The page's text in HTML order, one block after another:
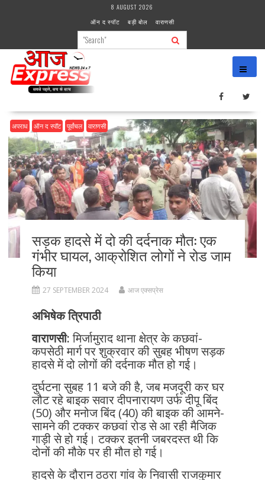
8 AUGUST 2026
ऑन द स्पॉट
बड़ी बोल वाराणसी
अपराध ऑन द स्पॉट पूर्वांचल वाराणसी
सड़क हादसे में दो की दर्दनाक मौत: एक
गंभीर घायल, आक्रोशित लोगों ने रोड जाम
किया
27 SEPTEMBER 2024 आज एक्सप्रेस
अभिषेक त्रिपाठी
वाराणसी:मिर्जामुराद थाना क्षेत्र के कछवां-
कपसेठी मार्ग पर शुक्रवार की सुबह भीषण सड़क
हादसे में दो लोगों की दर्दनाक मौत हो गई।
दुर्घटना सुबह 11 बजे की है, जब मजदूरी कर घर
लौट रहे बाइक सवार दीपनारायण उर्फ दीपू बिंद
(50) और मनोज बिंद (40) की बाइक की आमने-
सामने की टक्कर कछवां रोड से आ रही मैजिक
गाड़ी से हो गई। टक्कर इतनी जबरदस्त थी कि
दोनों की मौके पर ही मौत हो गई।
हादसे के दौरान ठठरा गांव के निवासी राजकुमार